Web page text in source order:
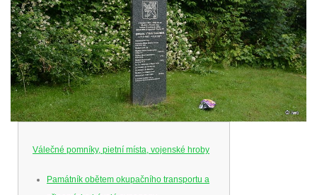
Válečné pomníky, pietní místa, vojenské hroby
Památník obětem okupačního transportu a